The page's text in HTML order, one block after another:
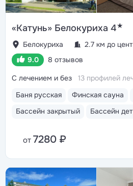
«Катунь» Белокуриха 4★
Белокуриха
2.7 км до
9.0
8 отзывов
Баня русская Финская сауна
Бассейн закрытый
Бассейн
С лечением и без 13 профилей
от 7280 ₽